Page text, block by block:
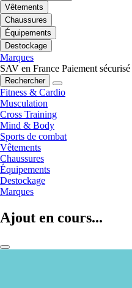
Vêtements
Chaussures
Équipements
Destockage
Marques
SAV en France Paiement sécurisé
Rechercher
Fitness & Cardio
Musculation
Cross Training
Mind & Body
Sports de combat
Vêtements
Chaussures
Équipements
Destockage
Marques
Ajout en cours...